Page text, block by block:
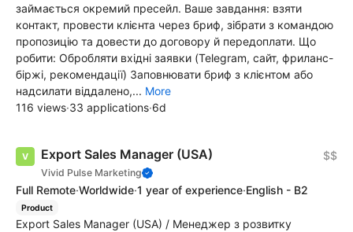
займається окремий пресейл. Ваше завдання: взяти
контакт, провести клієнта через бриф, зібрати з командою
пропозицію та довести до договору й передоплати. Що
робити: Обробляти вхідні заявки (Telegram, сайт, фриланс-
біржі, рекомендації) Заповнювати бриф з клієнтом або
надсилати віддалено,... More
116 views·33 applications·6d
Export Sales Manager (USA)
Vivid Pulse Marketing
$$
Full Remote·Worldwide·1 year of experience·English - B2
Product
Export Sales Manager (USA) / Менеджер з розвитку